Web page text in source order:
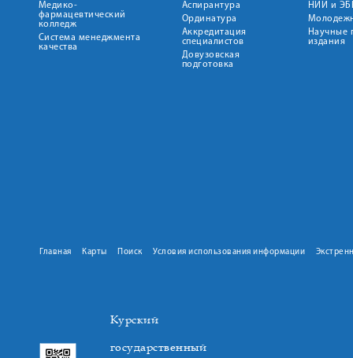
Медико-
фармацевтический
колледж
Система менеджмента
качества
Аспирантура
Ординатура
Аккредитация
специалистов
Довузовская
подготовка
НИИ и
Научные
издания
Главная Карты Поиск Условия использования информации
Курский
государственный